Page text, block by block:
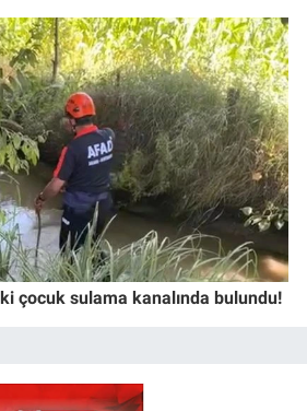
çocuk sulama kanalında bulundu!